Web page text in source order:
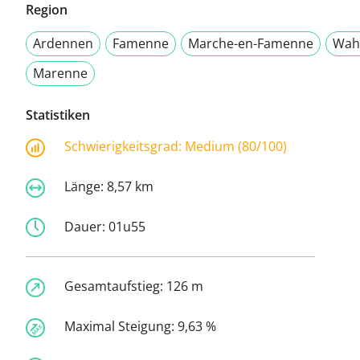
Region
Ardennen
Famenne Marche-en-Famenne
Marenne
Statistiken
Schwierigkeitsgrad: Medium (80/100)
Länge: 8,57 km
Dauer: 01u55
Gesamtaufstieg: 126 m
Maximal Steigung: 9,63 %